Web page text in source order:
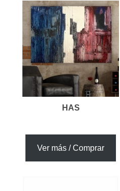
HAS
Ver más / Comprar